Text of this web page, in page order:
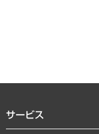
サービス